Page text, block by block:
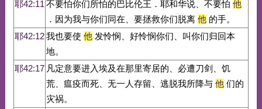
耶42:11 不要怕你们所怕的巴比伦王．耶和华说、不要怕 他
．因为我与你们同在、要拯救你们脱离 他的手。
耶42:12我也要使 他发怜悯、好怜悯你们、叫你们归回本
地。
耶42:17 凡定意要进入埃及在那里寄居的、必遭刀剑、饥
荒、瘟疫而死、无一人存留、逃脱我所降与 他们的
灾祸。